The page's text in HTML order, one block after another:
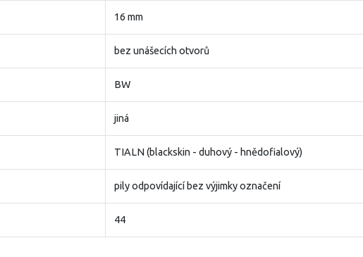
16 mm
bez unášecích otvorů
BW
jiná
TIALN (blackskin - duhový - hnědofialový)
pily odpovídající bez výjimky označení
44